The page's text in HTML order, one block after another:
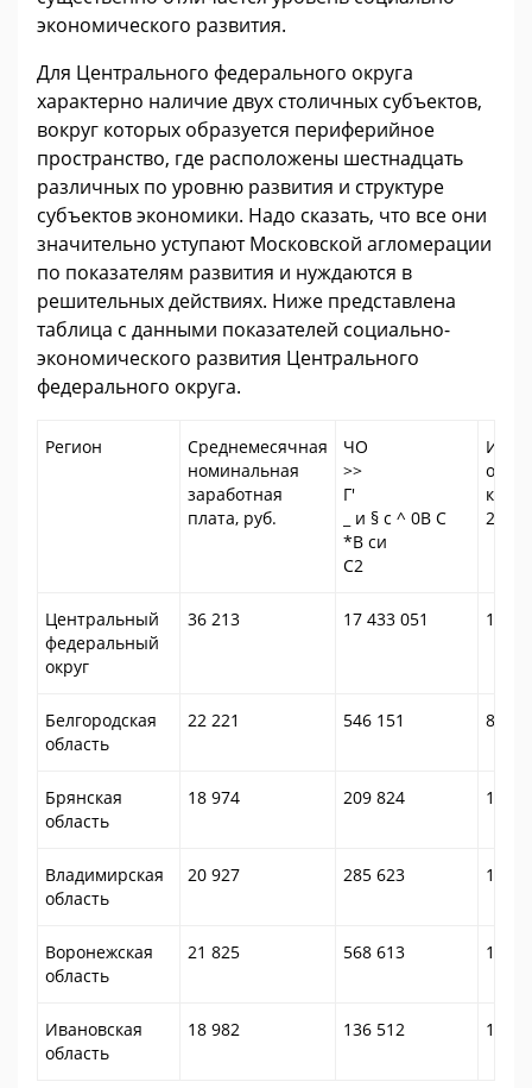
экономического развития.
Для Центрального федерального округа
характерно наличие двух столичных субъектов,
вокруг которых образуется периферийное
пространство, где расположены шестнадцать
различных по уровню развития и структуре
субъектов экономики. Надо сказать, что все они
значительно уступают Московской агломерации
по показателям развития и нуждаются в
решительных действиях. Ниже представлена
таблица с данными показателей социально-
экономического развития Центрального
федерального округа.
Регион
Среднемесячная
номинальная
заработная
плата, руб.
ЧО
>>
Г'
_ и § с ^ 0В С
*В си
С2
2012
Центральный
федеральный
округ
36 213 17 433 051 105,0
Белгородская
область
22 221 546 151 89,5
Брянская
область
18 974 209 824 123,3
Владимирская
область
20 927 285 623 100,2
Воронежская
область
21 825 568 613 113,9
Ивановская
область
18 982 136 512 102,9